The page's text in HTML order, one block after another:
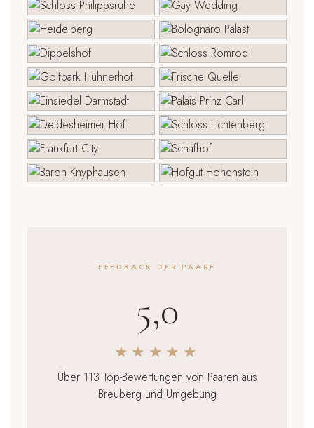
FEEDBACK DER PAARE
5,0
★★★★★
Über 113 Top-Bewertungen von Paaren aus
Breuberg und Umgebung